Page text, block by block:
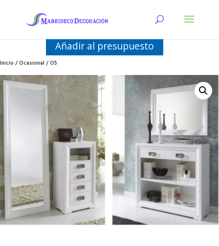
Añadir al presupuesto
Inicio/Ocasional/ O5